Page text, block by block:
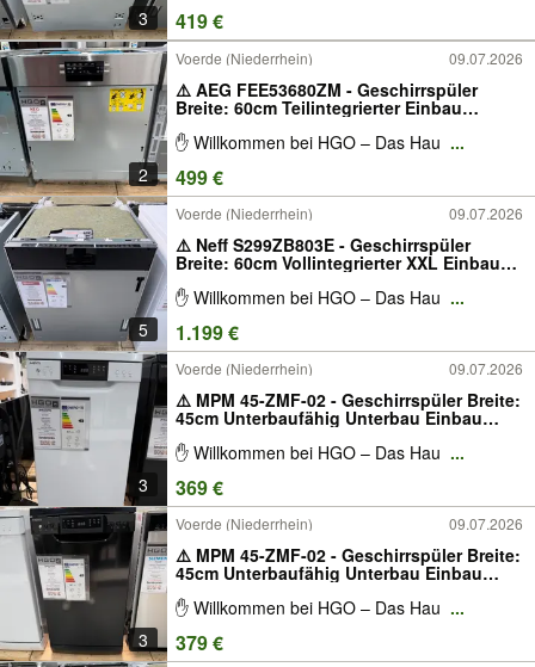
3 419 €
2
Voerde (Niederrhein) 09.07.2026
⚠️ AEG FEE53680ZM - Geschirrspüler
Breite: 60cm Teilintegrierter Einbau
Energieklasse: D Besteckkorb
Spülmaschine Teilintegriert
✋ Willkommen bei HGO – Das Hau ...
499 €
5
Voerde (Niederrhein) 09.07.2026
⚠️ Neff S299ZB803E - Geschirrspüler
Breite: 60cm Vollintegrierter XXL Einbau
mit Vario Scharnier Energieklasse: B
Besteckschublade W-LAN fähig (WiFi)
Spülmaschine
✋ Willkommen bei HGO – Das Hau ...
1.199 €
3
Voerde (Niederrhein) 09.07.2026
⚠️ MPM 45-ZMF-02 - Geschirrspüler Breite:
45cm Unterbaufähig Unterbau Einbau
Energieklasse: D Besteckschublade
Spülmaschine Weiß
✋ Willkommen bei HGO – Das Hau ...
369 €
3
Voerde (Niederrhein) 09.07.2026
⚠️ MPM 45-ZMF-02 - Geschirrspüler Breite:
45cm Unterbaufähig Unterbau Einbau
Energieklasse: D Besteckschublade
Spülmaschine Schwarz
✋ Willkommen bei HGO – Das Hau ...
379 €